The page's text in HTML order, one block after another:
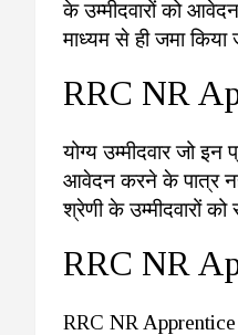
के उम्मीदवारों को
माध्यम से ही जमा किया
RRC NR
योग्य उम्मीदवार जो
आवेदन करने के पात्र
श्रेणी के उम्मीदवारों
RRC NR
RRC NR